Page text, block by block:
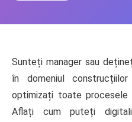
Sunteți manager sau
în domeniul
optimizați toate procesele
Aflați cum puteți